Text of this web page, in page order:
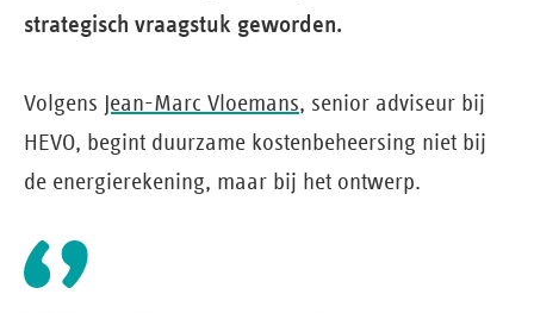
strategisch vraagstuk geworden.
Volgens Jean-Marc Vloemans, senior adviseur bij
HEVO, begint duurzame kostenbeheersing niet bij
de energierekening, maar bij het ontwerp.